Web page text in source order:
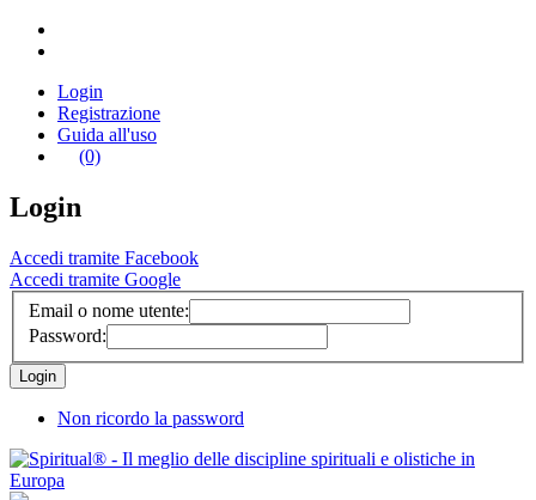
Login
Registrazione
Guida all'uso
(0)
Login
Accedi tramite Facebook
Accedi tramite Google
Email o nome utente:
Password:
Non ricordo la password